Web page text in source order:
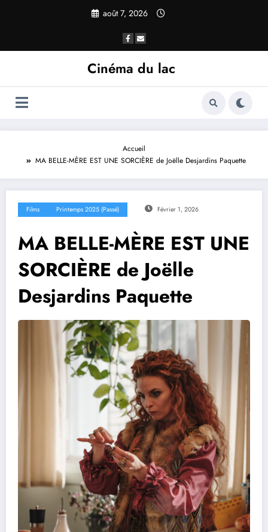
août 7, 2026
Cinéma du lac
Accueil
MA BELLE-MÈRE EST UNE SORCIÈRE de Joëlle Desjardins Paquette
Films Printemps 2025 (passé) Février 1, 2026
MA BELLE-MÈRE EST UNE
SORCIÈRE de Joëlle
Desjardins Paquette